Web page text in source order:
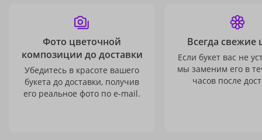
Фото цветочной
композиции до доставки
Убедитесь в красоте вашего
букета до доставки, получив
его реальное фото по e-mail.
Всегда свежие
Если букет вас не
мы заменим его в
часов после